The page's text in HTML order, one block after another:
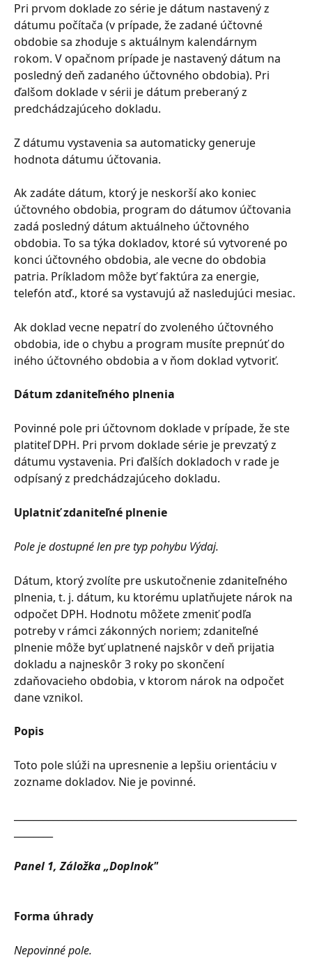
Pri prvom doklade zo série je dátum nastavený z
dátumu počítača (v prípade, že zadané účtovné
obdobie sa zhoduje s aktuálnym kalendárnym
rokom. V opačnom prípade je nastavený dátum na
posledný deň zadaného účtovného obdobia). Pri
ďalšom doklade v sérii je dátum preberaný z
predchádzajúceho dokladu.
Z dátumu vystavenia sa automaticky generuje
hodnota dátumu účtovania.
Ak zadáte dátum, ktorý je neskorší ako koniec
účtovného obdobia, program do dátumov účtovania
zadá posledný dátum aktuálneho účtovného
obdobia. To sa týka dokladov, ktoré sú vytvorené po
konci účtovného obdobia, ale vecne do obdobia
patria. Príkladom môže byť faktúra za energie,
telefón atď., ktoré sa vystavujú až nasledujúci mesiac.
Ak doklad vecne nepatrí do zvoleného účtovného
obdobia, ide o chybu a program musíte prepnúť do
iného účtovného obdobia a v ňom doklad vytvoriť.
Dátum zdaniteľného plnenia
Povinné pole pri účtovnom doklade v prípade, že ste
platiteľ DPH. Pri prvom doklade série je prevzatý z
dátumu vystavenia. Pri ďalších dokladoch v rade je
odpísaný z predchádzajúceho dokladu.
Uplatniť zdaniteľné plnenie
Pole je dostupné len pre typ pohybu Výdaj.
Dátum, ktorý zvolíte pre uskutočnenie zdaniteľného
plnenia, t. j. dátum, ku ktorému uplatňujete nárok na
odpočet DPH. Hodnotu môžete zmeniť podľa
potreby v rámci zákonných noriem; zdaniteľné
plnenie môže byť uplatnené najskôr v deň prijatia
dokladu a najneskôr 3 roky po skončení
zdaňovacieho obdobia, v ktorom nárok na odpočet
dane vznikol.
Popis
Toto pole slúži na upresnenie a lepšiu orientáciu v
zozname dokladov. Nie je povinné.
Panel 1, Záložka „Doplnok"
Forma úhrady
Nepovinné pole.